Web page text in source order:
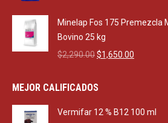
was:
$470.00.
is:
Minelap Fos 175 Premezcla
Bovino 25 kg
$2,290.00Original
was:
$1,650.00
MEJOR CALIFICADOS
Vermifar 12 % B12 100 ml